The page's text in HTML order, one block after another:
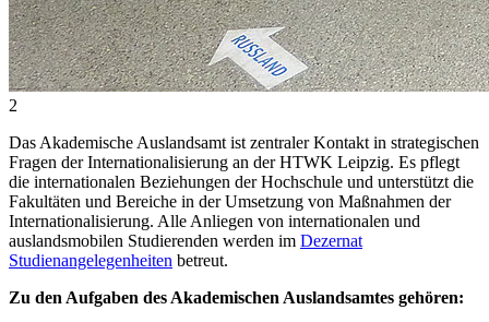
2
Das Akademische Auslandsamt ist zentraler Kontakt in strategischen
Fragen der Internationalisierung an der HTWK Leipzig. Es pflegt
die internationalen Beziehungen der Hochschule und unterstützt die
Fakultäten und Bereiche in der Umsetzung von Maßnahmen der
Internationalisierung. Alle Anliegen von internationalen und
auslandsmobilen Studierenden werden im Dezernat
Studienangelegenheiten betreut.
Zu den Aufgaben des Akademischen Auslandsamtes gehören: